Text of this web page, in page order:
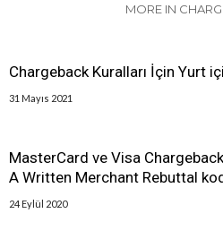
MORE IN
Chargeback Kuralları İçin Yurt
31 Mayıs 2021
MasterCard ve Visa
A Written Merchant Rebuttal
24 Eylül 2020